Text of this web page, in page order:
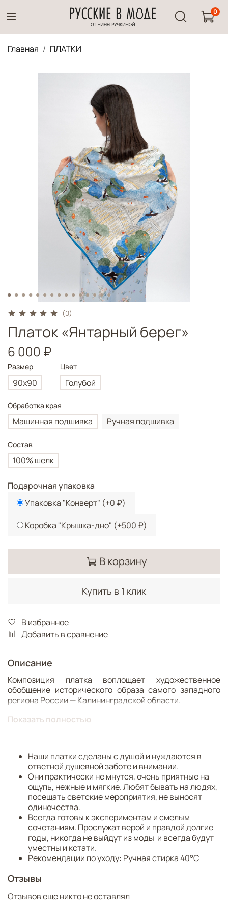
0
Главная ПЛАТКИ
(0)
Платок «Янтарный берег»
6 000 ₽
Размер
90х90
Цвет
Голубой
Обработка края
Машинная подшивка Ручная подшивка
Состав
100% шелк
Подарочная упаковка
Упаковка "Конверт" (+0 ₽)
Коробка "Крышка-дно" (+500 ₽)
В корзину
Купить в 1 клик
В избранное
Добавить в сравнение
Описание
Композиция платка воплощает художественное
обобщение исторического образа самого западного
региона России — Калининградской области.
Элегантный дизайн основан на богатом архитектурном
собора на острове Канта, чья история восходит к XIV в.
Ныне собор – это культурно-исторический центр и
один из немногих сохранившихся образцов готики на
территории нашей страны.
Далее разворачиваются городские ансамбли XIX-
начала XX вв., среди которых знаменитые
Росгартенские ворота, Кирха памяти королевы Луизы
(Областной театр кукол), возведенная в
стилистических чертах романики и модерна.
Изысканная архитектура органично вписана в зеленый
настроение умиротворения и созидания.
янтаря, чье крупнейшее месторождение находится в
Показать полностью
Наши платки сделаны с душой и нуждаются в
ответной душевной заботе и внимании.
Они практически не мнутся, очень приятные на
ощупь, нежные и мягкие. Любят бывать на людях,
посещать светские мероприятия, не выносят
одиночества.
Всегда готовы к экспериментам и смелым
сочетаниям. Прослужат верой и правдой долгие
годы, никогда не выйдут из моды и всегда будут
уместны и кстати.
Рекомендации по уходу: Ручная стирка 40°C
Отзывы
Отзывов еще никто не оставлял